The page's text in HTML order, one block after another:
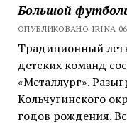
Большой
ОПУБЛИКОВАНО IRINA
Традиционный
детских команд
«Металлург».
Кольчугинского
годов рождения.